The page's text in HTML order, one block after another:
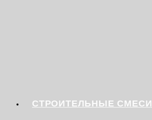
СТРОИТЕЛЬНЫЕ СМЕСИ